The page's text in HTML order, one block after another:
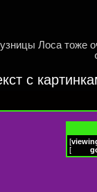
Лоса тоже
с
[
[